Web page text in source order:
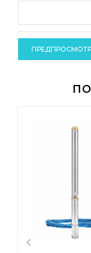
-
-